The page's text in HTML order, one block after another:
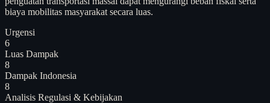
biaya mobilitas masyarakat secara luas.
Urgensi
6
Luas Dampak
8
Dampak Indonesia
8
Analisis Regulasi & Kebijakan